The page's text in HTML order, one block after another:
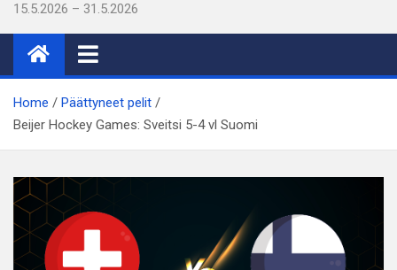
15.5.2026 – 31.5.2026
Home
Päättyneet pelit
Beijer Hockey Games: Sveitsi 5-4 vl Suomi